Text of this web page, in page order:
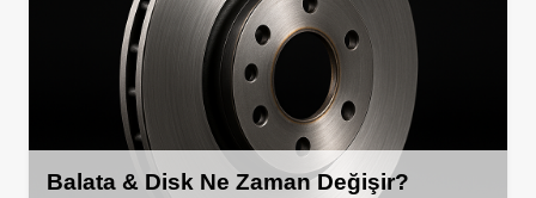
Balata & Disk Ne Zaman Değişir?